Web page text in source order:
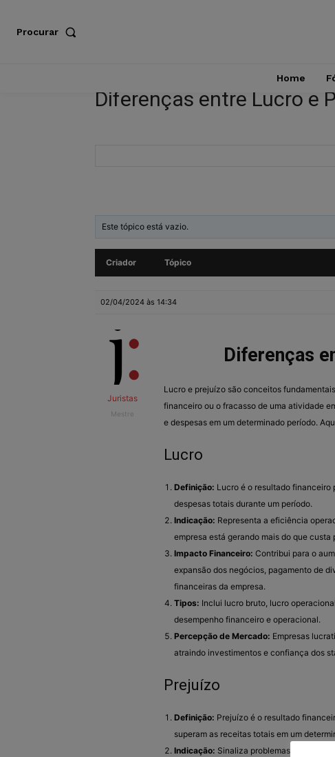
Procurar
Home
Diferenças entre Lucro e
Este tópico está vazio.
Criador Tópico
02/04/2024 às 14:34
Juristas
Mestre
Diferenças
Lucro e prejuízo são conceitos
financeiro ou o fracasso de uma atividade
e despesas em um determinado período.
Lucro
Definição: Lucro é o resultado
despesas totais durante um período.
Indicação: Representa a eficiência
empresa está gerando mais do que custa
Impacto Financeiro: Contribui para o
expansão dos negócios, pagamento de
financeiras da empresa.
Tipos: Inclui lucro bruto, lucro
desempenho financeiro e operacional.
Percepção de Mercado: Empresas
atraindo investimentos e confiança dos
Prejuízo
Definição: Prejuízo é o resultado
superam as receitas totais em um
Indicação: Sinaliza problemas